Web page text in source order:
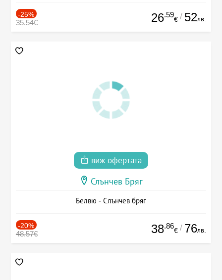
-25%
35.54€ 26.59
€ / 52лв.
виж офертата
Слънчев Бряг
Белвю - Слънчев бряг
-20%
48.57€ 38.86
€ / 76лв.